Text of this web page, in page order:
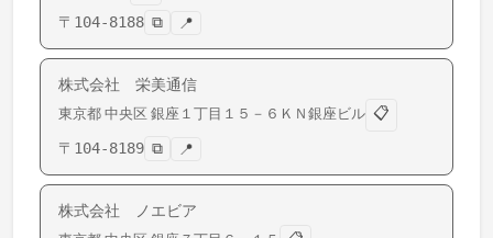
〒 104-8188 ⧉ 📍
株式会社 栄美通信
東京都 中央区 銀座 １丁目１５－６ＫＮ銀座ビル 📋
〒 104-8189 ⧉ 📍
株式会社 ノエビア